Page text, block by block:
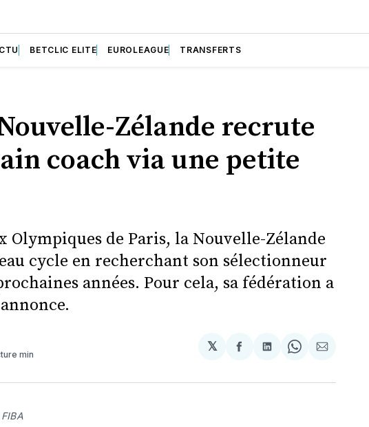
BETCLIC ELITE EUROLEAGUE TRANSFERTS
Zélande recrute
coach via une petite
Olympiques de Paris, la Nouvelle-Zélande
cycle en recherchant son sélectionneur
années. Pour cela, sa fédération a
min
𝕏
Partager
Facebook
Partager
LinkedIn
Share
WhatsApp
Partager
Courriel